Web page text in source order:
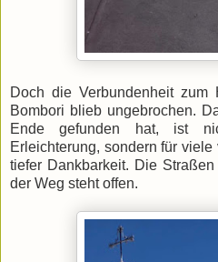
Doch die Verbundenheit
Bombori blieb ungebrochen.
Ende gefunden hat, ist
Erleichterung, sondern für
tiefer Dankbarkeit. Die
der Weg steht offen.